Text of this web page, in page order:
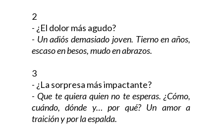
2
- ¿El dolor más agudo?
- Un adiós demasiado joven. Tierno en años,
escaso en besos, mudo en abrazos.
3
- ¿La sorpresa más impactante?
- Que te quiera quien no te esperas. ¿Cómo,
cuándo, dónde y… por qué? Un amor a
traición y por la espalda.